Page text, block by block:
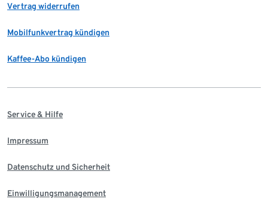
Vertrag widerrufen
Mobilfunkvertrag kündigen
Kaffee-Abo kündigen
Service & Hilfe
Impressum
Datenschutz und Sicherheit
Einwilligungsmanagement